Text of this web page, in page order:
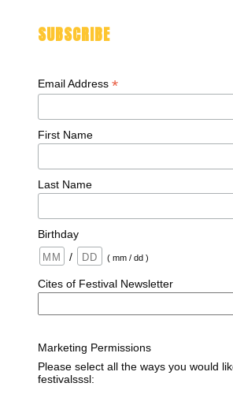
SUBSCRIBE
Email Address *
First Name
Last Name
Birthday
/
( mm / dd )
Cites of Festival Newsletter
Marketing Permissions
Please select all the ways you would
festivalsssl: